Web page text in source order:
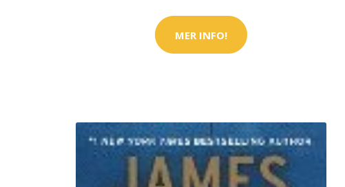
MER INFO!